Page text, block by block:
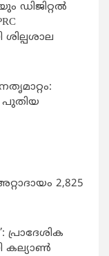
ഡിജിറ്റൽ
2,825
കല്യാണ്‍